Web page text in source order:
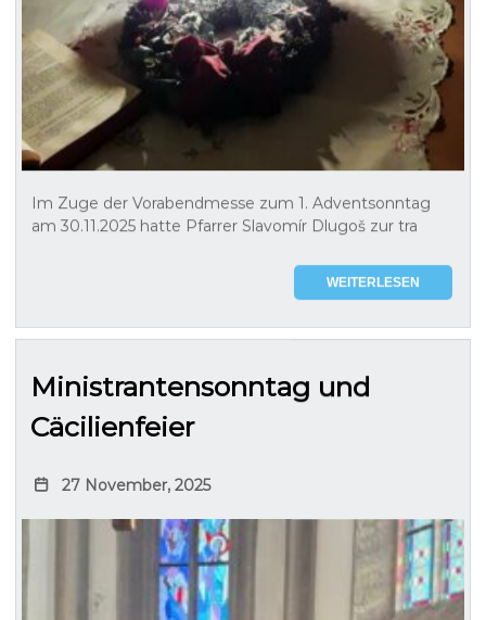
Im Zuge der Vorabendmesse zum 1. Adventsonntag
am 30.11.2025 hatte Pfarrer Slavomír Dlugoš zur tra
WEITERLESEN
Ministrantensonntag und
Cäcilienfeier
27 November, 2025